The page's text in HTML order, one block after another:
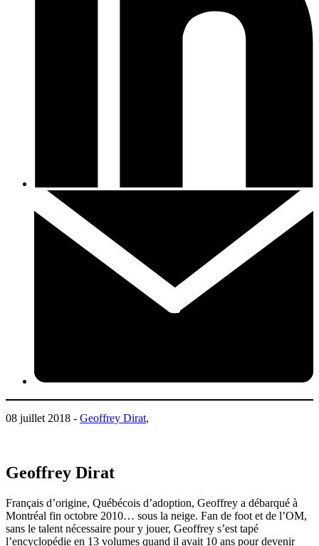
08 juillet 2018 - Geoffrey Dirat,
Geoffrey Dirat
Français d’origine, Québécois d’adoption, Geoffrey a débarqué à
Montréal fin octobre 2010… sous la neige. Fan de foot et de l’OM,
sans le talent nécessaire pour y jouer, Geoffrey s’est tapé
l’encyclopédie en 13 volumes quand il avait 10 ans pour devenir